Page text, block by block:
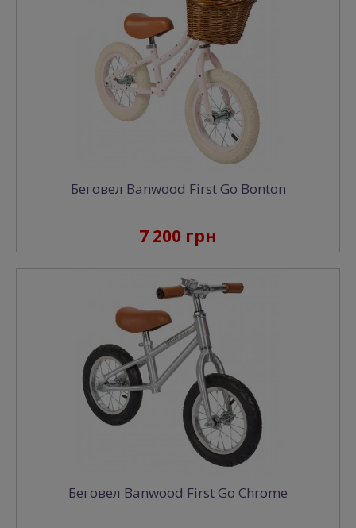
Беговел Banwood First Go Bonton
7 200 грн
Беговел Banwood First Go Сhrome